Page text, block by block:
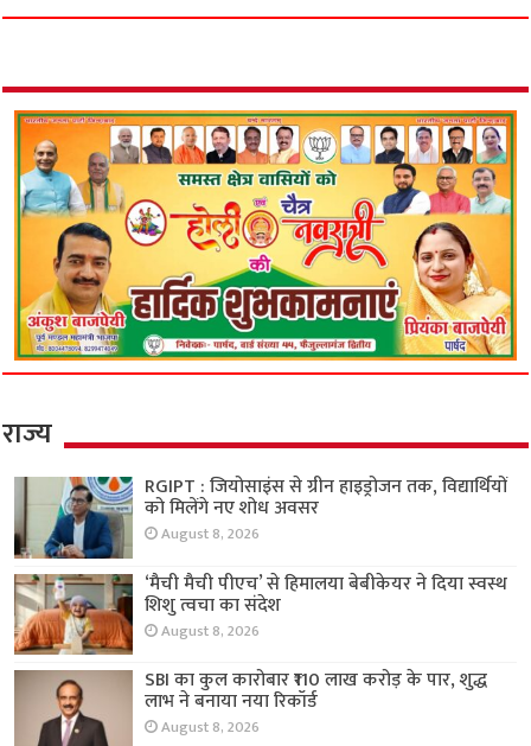
राज्य
RGIPT : जियोसाइंस से ग्रीन हाइड्रोजन तक, विद्यार्थियों
को मिलेंगे नए शोध अवसर
August 8, 2026
‘मैची मैची पीएच’ से हिमालया बेबीकेयर ने दिया स्वस्थ
शिशु त्वचा का संदेश
August 8, 2026
SBI का कुल कारोबार ₹110 लाख करोड़ के पार, शुद्ध
लाभ ने बनाया नया रिकॉर्ड
August 8, 2026